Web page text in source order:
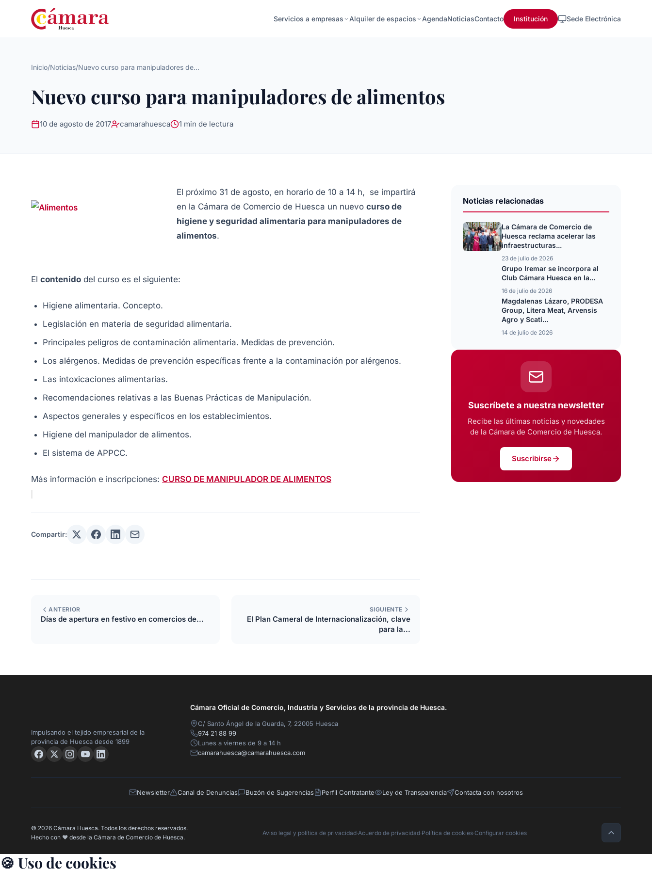
Servicios a empresas Alquiler de espacios AgendaNoticiasContacto Institución Sede Electrónica
Inicio/Noticias/Nuevo curso para manipuladores de...
Nuevo curso para manipuladores de alimentos
10 de agosto de 2017 camarahuesca 1 min de lectura
El próximo 31 de agosto, en horario de 10 a 14 h, se impartirá
en la Cámara de Comercio de Huesca un nuevo curso de
higiene y seguridad alimentaria para manipuladores de
alimentos.
El contenido del curso es el siguiente:
Higiene alimentaria. Concepto.
Legislación en materia de seguridad alimentaria.
Principales peligros de contaminación alimentaria. Medidas de prevención.
Los alérgenos. Medidas de prevención específicas frente a la contaminación por alérgenos.
Las intoxicaciones alimentarias.
Recomendaciones relativas a las Buenas Prácticas de Manipulación.
Aspectos generales y específicos en los establecimientos.
Higiene del manipulador de alimentos.
El sistema de APPCC.
Más información e inscripciones: CURSO DE MANIPULADOR DE ALIMENTOS
Compartir:
ANTERIOR
Días de apertura en festivo en comercios de...
SIGUIENTE
El Plan Cameral de Internacionalización, clave
para la...
Noticias relacionadas
La Cámara de Comercio de
Huesca reclama acelerar las
infraestructuras...
23 de julio de 2026
Grupo Iremar se incorpora al
Club Cámara Huesca en la...
16 de julio de 2026
Magdalenas Lázaro, PRODESA
Group, Litera Meat, Arvensis
Agro y Scati...
14 de julio de 2026
Suscríbete a nuestra newsletter
Recibe las últimas noticias y novedades
de la Cámara de Comercio de Huesca.
Suscribirse
Impulsando el tejido empresarial de la
provincia de Huesca desde 1899
Cámara Oficial de Comercio, Industria y Servicios de la provincia de Huesca.
C/ Santo Ángel de la Guarda, 7, 22005 Huesca
974 21 88 99
Lunes a viernes de 9 a 14 h
camarahuesca@camarahuesca.com
Newsletter Canal de Denuncias Buzón de Sugerencias Perfil Contratante Ley de Transparencia Contacta con nosotros
© 2026 Cámara Huesca. Todos los derechos reservados.
Hecho con ❤️ desde la Cámara de Comercio de Huesca.
Aviso legal y política de privacidad·Acuerdo de privacidad·Política de cookies·Configurar cookies
🍪 Uso de cookies